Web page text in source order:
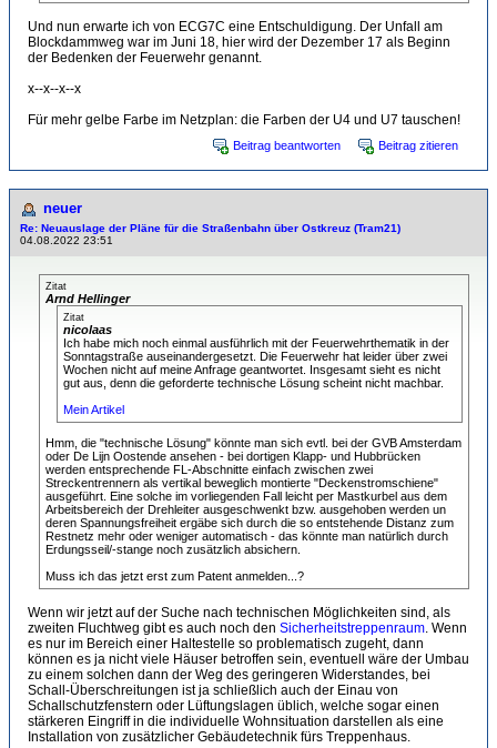
Und nun erwarte ich von ECG7C eine Entschuldigung. Der Unfall am
Blockdammweg war im Juni 18, hier wird der Dezember 17 als Beginn
der Bedenken der Feuerwehr genannt.
x--x--x--x
Für mehr gelbe Farbe im Netzplan: die Farben der U4 und U7 tauschen!
Beitrag beantworten Beitrag zitieren
neuer
Re: Neuauslage der Pläne für die Straßenbahn über Ostkreuz (Tram21)
04.08.2022 23:51
Zitat
Arnd Hellinger
Zitat
nicolaas
Ich habe mich noch einmal ausführlich mit der Feuerwehrthematik in der
Sonntagstraße auseinandergesetzt. Die Feuerwehr hat leider über zwei
Wochen nicht auf meine Anfrage geantwortet. Insgesamt sieht es nicht
gut aus, denn die geforderte technische Lösung scheint nicht machbar.
Mein Artikel
Hmm, die "technische Lösung" könnte man sich evtl. bei der GVB Amsterdam
oder De Lijn Oostende ansehen - bei dortigen Klapp- und Hubbrücken
werden entsprechende FL-Abschnitte einfach zwischen zwei
Streckentrennern als vertikal beweglich montierte "Deckenstromschiene"
ausgeführt. Eine solche im vorliegenden Fall leicht per Mastkurbel aus dem
Arbeitsbereich der Drehleiter ausgeschwenkt bzw. ausgehoben werden un
deren Spannungsfreiheit ergäbe sich durch die so entstehende Distanz zum
Restnetz mehr oder weniger automatisch - das könnte man natürlich durch
Erdungsseil/-stange noch zusätzlich absichern.
Muss ich das jetzt erst zum Patent anmelden...?
Wenn wir jetzt auf der Suche nach technischen Möglichkeiten sind, als
zweiten Fluchtweg gibt es auch noch den Sicherheitstreppenraum. Wenn
es nur im Bereich einer Haltestelle so problematisch zugeht, dann
können es ja nicht viele Häuser betroffen sein, eventuell wäre der Umbau
zu einem solchen dann der Weg des geringeren Widerstandes, bei
Schall-Überschreitungen ist ja schließlich auch der Einau von
Schallschutzfenstern oder Lüftungslagen üblich, welche sogar einen
stärkeren Eingriff in die individuelle Wohnsituation darstellen als eine
Installation von zusätzlicher Gebäudetechnik fürs Treppenhaus.